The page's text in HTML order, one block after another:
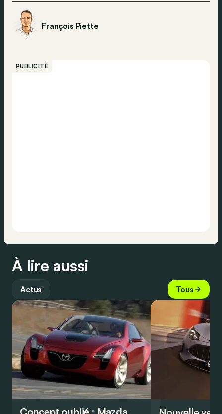
François Piette
PUBLICITÉ
À lire aussi
Actus Tous
Concept oublié : Mazda